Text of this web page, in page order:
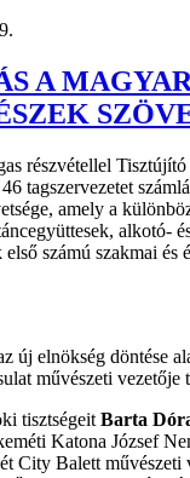
A MAGYAR
részvétellel
tagszervezetet
amely a
alkotó-
számú szakmai és
új elnökség döntése
művészeti vezetője
tisztségeit Barta
Katona József
City Balett művészeti